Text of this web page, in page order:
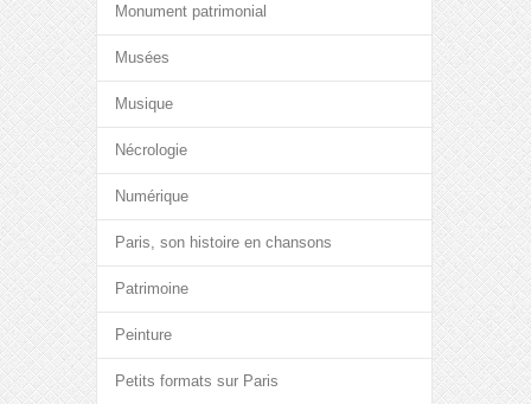
Monument patrimonial
Musées
Musique
Nécrologie
Numérique
Paris, son histoire en chansons
Patrimoine
Peinture
Petits formats sur Paris